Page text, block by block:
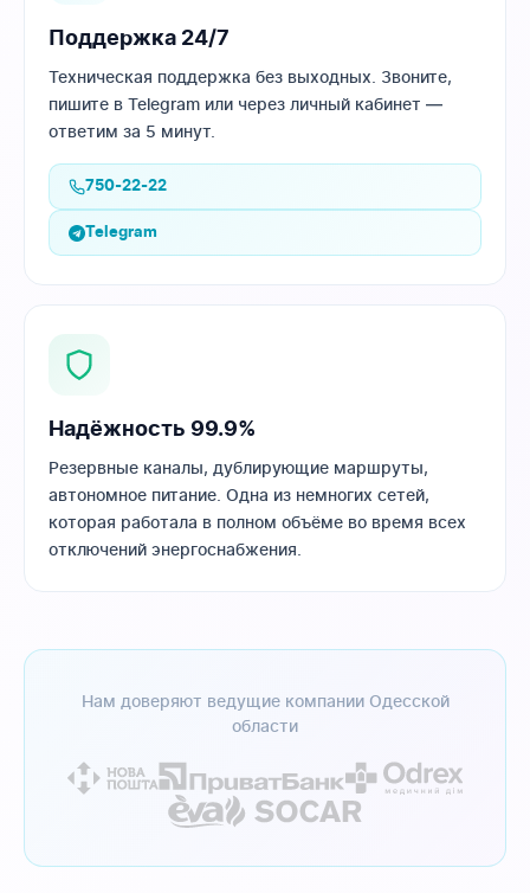
Поддержка 24/7
Техническая поддержка без выходных. Звоните,
пишите в Telegram или через личный кабинет —
ответим за 5 минут.
750-22-22
Telegram
Надёжность 99.9%
Резервные каналы, дублирующие маршруты,
автономное питание. Одна из немногих сетей,
которая работала в полном объёме во время всех
отключений энергоснабжения.
Нам доверяют ведущие компании Одесской
области